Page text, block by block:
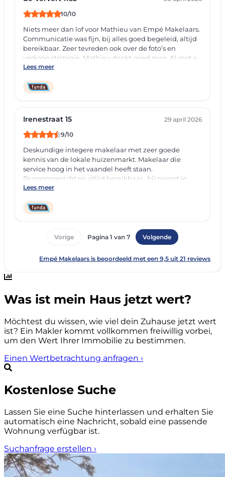
Was ist mein Haus jetzt wert?
Möchtest du wissen, wie viel dein Zuhause jetzt wert
ist? Ein Makler kommt vollkommen freiwillig vorbei,
um den Wert Ihrer Immobilie zu bestimmen.
Einen Wertbetrachtung anfragen ›
Kostenlose Suche
Lassen Sie eine Suche hinterlassen und erhalten Sie
automatisch eine Nachricht, sobald eine passende
Wohnung verfügbar ist.
Suchanfrage erstellen ›